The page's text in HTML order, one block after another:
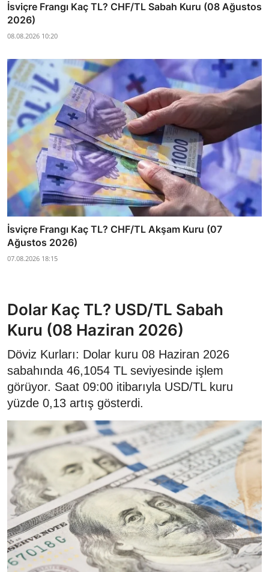
İsviçre Frangı Kaç TL? CHF/TL Sabah Kuru (08 Ağustos
2026)
08.08.2026 10:20
İsviçre Frangı Kaç TL? CHF/TL Akşam Kuru (07
Ağustos 2026)
07.08.2026 18:15
Dolar Kaç TL? USD/TL Sabah
Kuru (08 Haziran 2026)
Döviz Kurları: Dolar kuru 08 Haziran 2026
sabahında 46,1054 TL seviyesinde işlem
görüyor. Saat 09:00 itibarıyla USD/TL kuru
yüzde 0,13 artış gösterdi.